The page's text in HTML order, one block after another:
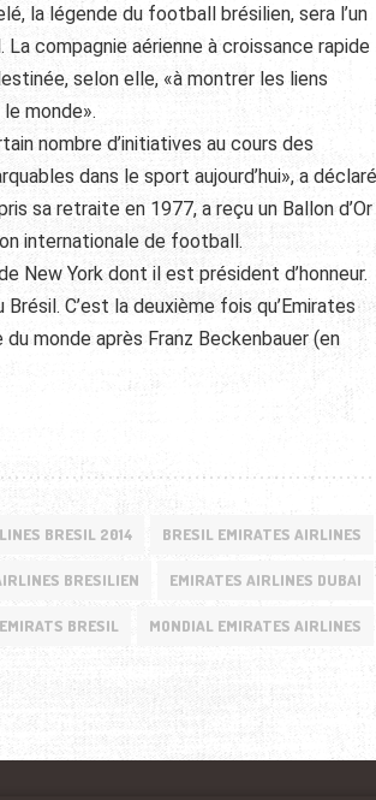
la légende du football brésilien, sera l’un
compagnie aérienne à croissance rapide
selon elle, «à montrer les liens
monde».
nombre d’initiatives au cours des
dans le sport aujourd’hui», a déclaré
sa retraite en 1977, a reçu un Ballon d’Or
internationale de football.
New York dont il est président d’honneur.
C’est la deuxième fois qu’Emirates
du monde après Franz Beckenbauer (en
BRESIL 2014 BRESIL EMIRATES AIRLINES
BRESILIEN EMIRATES AIRLINES DUBAI
EMIRATS BRESIL MONDIAL EMIRATES AIRLINES